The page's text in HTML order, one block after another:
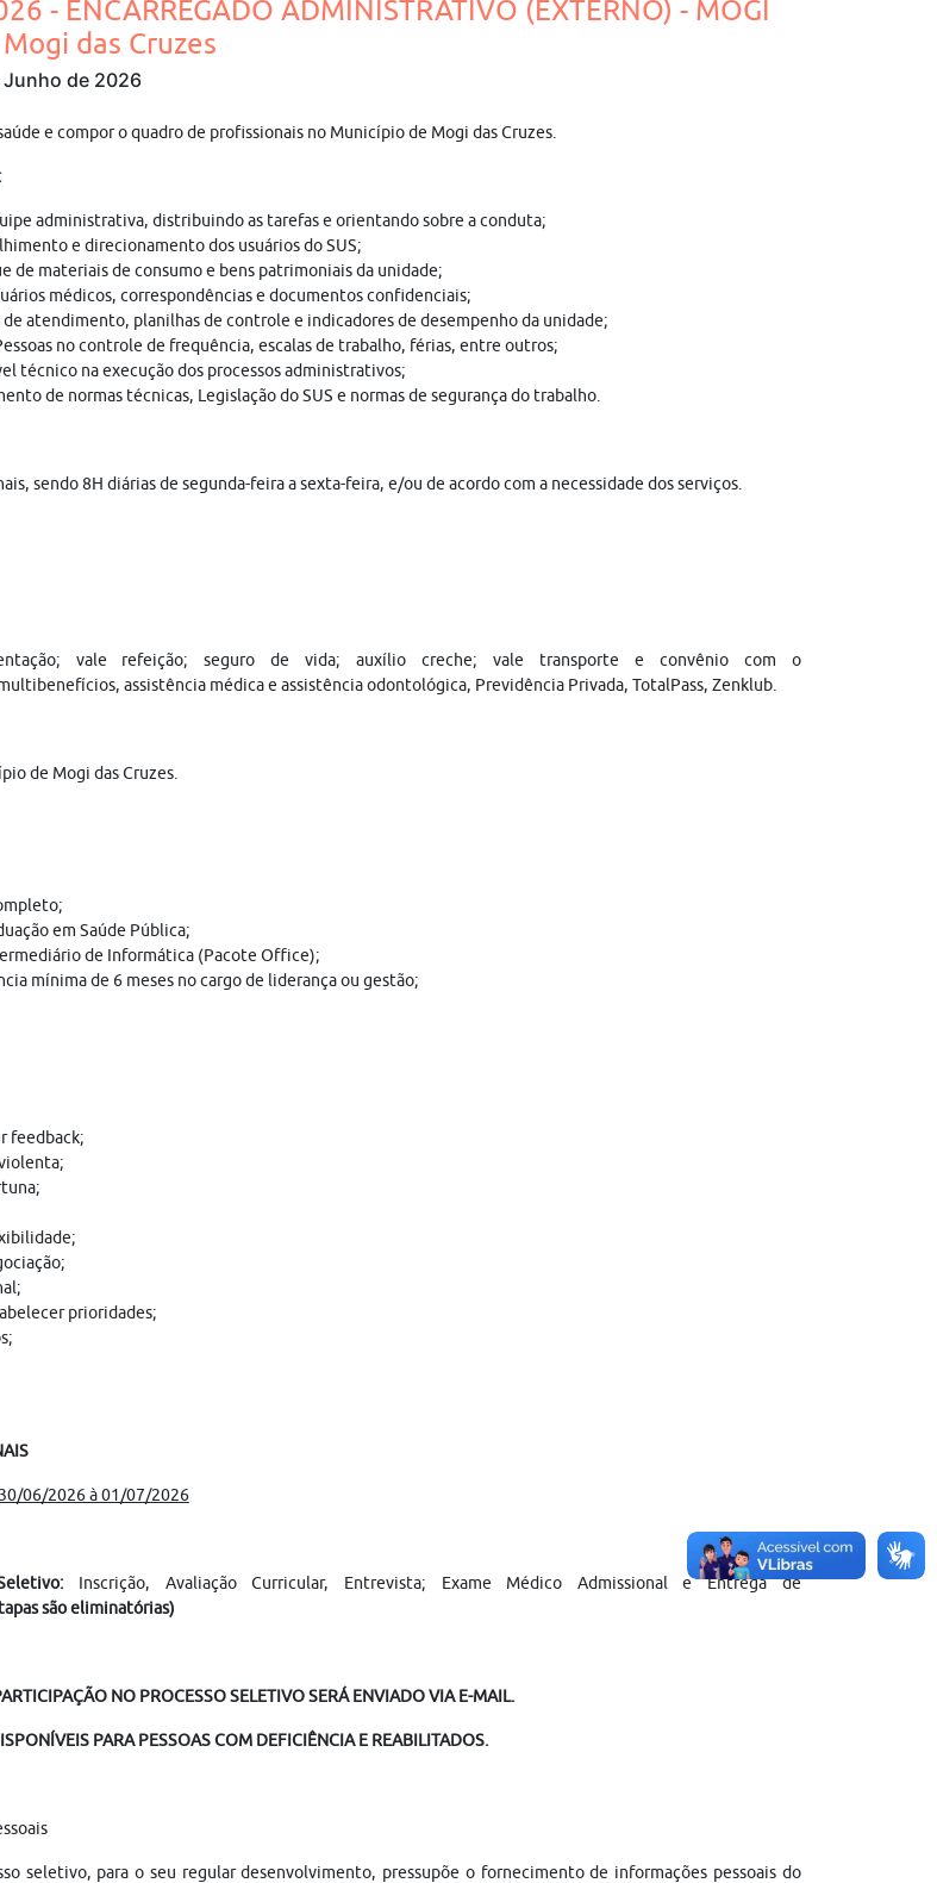
- ENCARREGADO ADMINISTRATIVO (EXTERNO) - MOGI
Mogi das Cruzes
de 2026
e compor o quadro de profissionais no Município de Mogi das Cruzes.
administrativa, distribuindo as tarefas e orientando sobre a conduta;
e direcionamento dos usuários do SUS;
de materiais de consumo e bens patrimoniais da unidade;
médicos, correspondências e documentos confidenciais;
atendimento, planilhas de controle e indicadores de desempenho da unidade;
no controle de frequência, escalas de trabalho, férias, entre outros;
técnico na execução dos processos administrativos;
de normas técnicas, Legislação do SUS e normas de segurança do trabalho.
sendo 8H diárias de segunda-feira a sexta-feira, e/ou de acordo com a necessidade dos serviços.
vale refeição; seguro de vida; auxílio creche; vale transporte e convênio com o
assistência médica e assistência odontológica, Previdência Privada, TotalPass, Zenklub.
de Mogi das Cruzes.
em Saúde Pública;
de Informática (Pacote Office);
mínima de 6 meses no cargo de liderança ou gestão;
feedback;
prioridades;
30/06/2026 à 01/07/2026
Inscrição, Avaliação Curricular, Entrevista; Exame Médico Admissional e Entrega de
são eliminatórias)
NO PROCESSO SELETIVO SERÁ ENVIADO VIA E-MAIL.
PARA PESSOAS COM DEFICIÊNCIA E REABILITADOS.
seletivo, para o seu regular desenvolvimento, pressupõe o fornecimento de informações pessoais do